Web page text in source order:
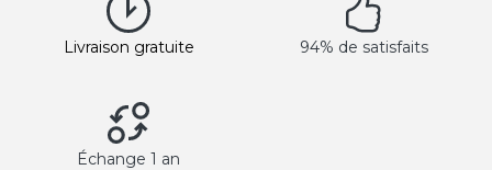
Livraison gratuite 94% de satisfaits
Échange 1 an